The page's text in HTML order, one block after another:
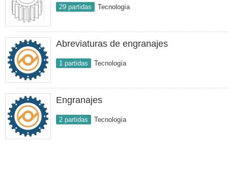
29 partidas Tecnología
Abreviaturas de engranajes
1 partidas Tecnología
Engranajes
2 partidas Tecnología